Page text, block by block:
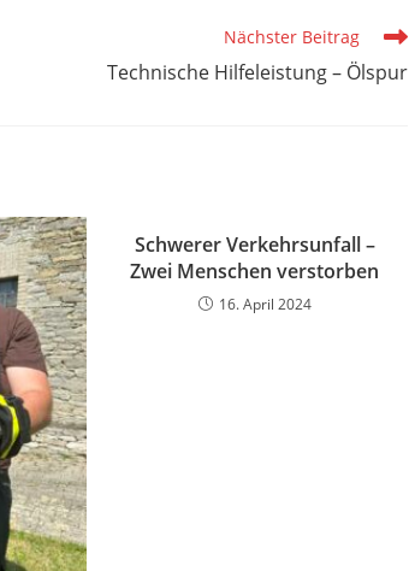
Nächster Beitrag
Technische Hilfeleistung – Ölspur
Schwerer Verkehrsunfall –
Zwei Menschen verstorben
16. April 2024